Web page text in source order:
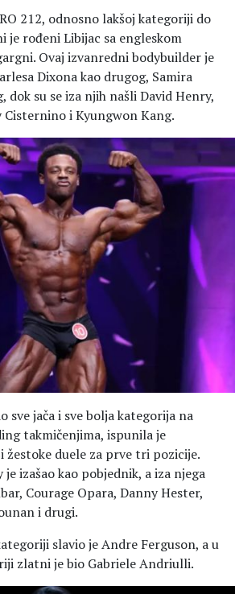
212, odnosno lakšoj kategoriji do
je rođeni Libijac sa engleskom
Ovaj izvanredni bodybuilder je
Dixona kao drugog, Samira
dok su se iza njih našli David Henry,
Cisternino i Kyungwon Kang.
sve jača i sve bolja kategorija na
takmičenjima, ispunila je
žestoke duele za prve tri pozicije.
izašao kao pobjednik, a iza njega
Courage Opara, Danny Hester,
i drugi.
slavio je Andre Ferguson, a u
zlatni je bio Gabriele Andriulli.